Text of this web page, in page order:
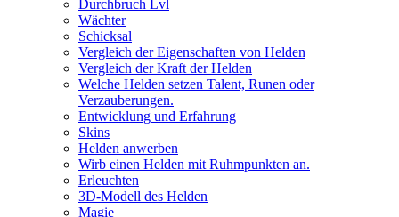
Durchbruch Lvl
Wächter
Schicksal
Vergleich der Eigenschaften von Helden
Vergleich der Kraft der Helden
Welche Helden setzen Talent, Runen oder
Verzauberungen.
Entwicklung und Erfahrung
Skins
Helden anwerben
Wirb einen Helden mit Ruhmpunkten an.
Erleuchten
3D-Modell des Helden
Magie